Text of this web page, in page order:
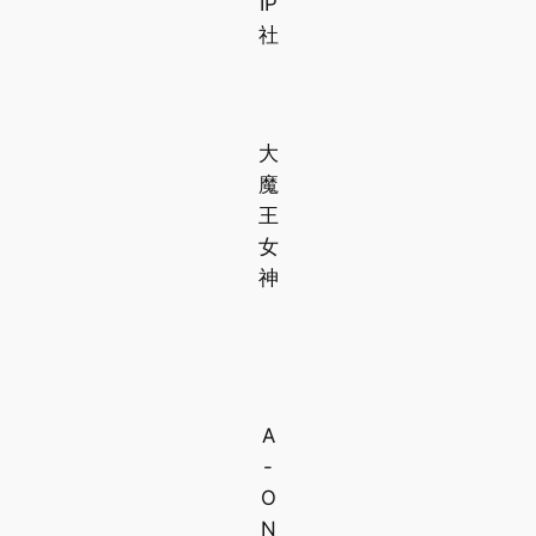
社
大
魔
王
女
神
A
-
O
N